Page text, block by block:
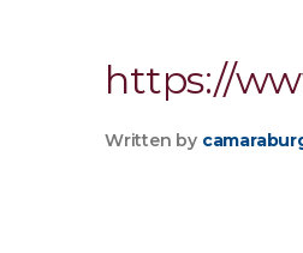
https://
Written by